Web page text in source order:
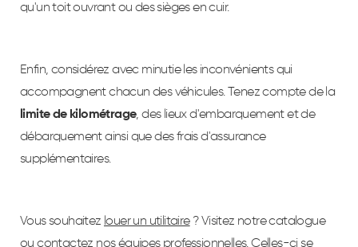
qu'un toit ouvrant ou des sièges en cuir.
Enfin, considérez avec minutie les inconvénients qui
accompagnent chacun des véhicules. Tenez compte de la
limite de kilométrage, des lieux d'embarquement et de
débarquement ainsi que des frais d'assurance
supplémentaires.
Vous souhaitez louer un utilitaire? Visitez notre catalogue
ou contactez nos équipes professionnelles. Celles-ci se